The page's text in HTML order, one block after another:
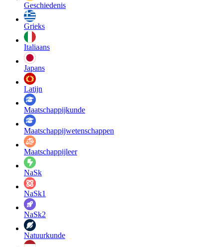
Geschiedenis
Grieks
Italiaans
Japans
Latijn
Maatschappij­kunde
Maatschappij­wetenschappen
Maatschappijleer
NaSk
NaSk1
NaSk2
Natuurkunde